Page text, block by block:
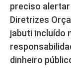
preciso alertar
Diretrizes
jabuti incluído
dinheiro